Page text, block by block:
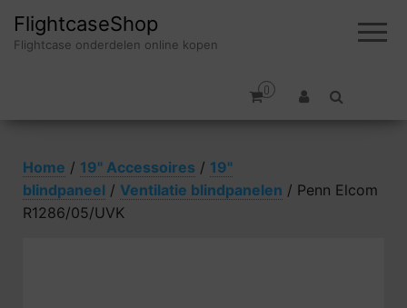
FlightcaseShop
Flightcase onderdelen online kopen
0
Home / 19" Accessoires / 19"
blindpaneel / Ventilatie blindpanelen / Penn Elcom
R1286/05/UVK